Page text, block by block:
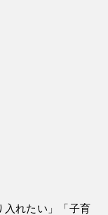
入れたい」「子育